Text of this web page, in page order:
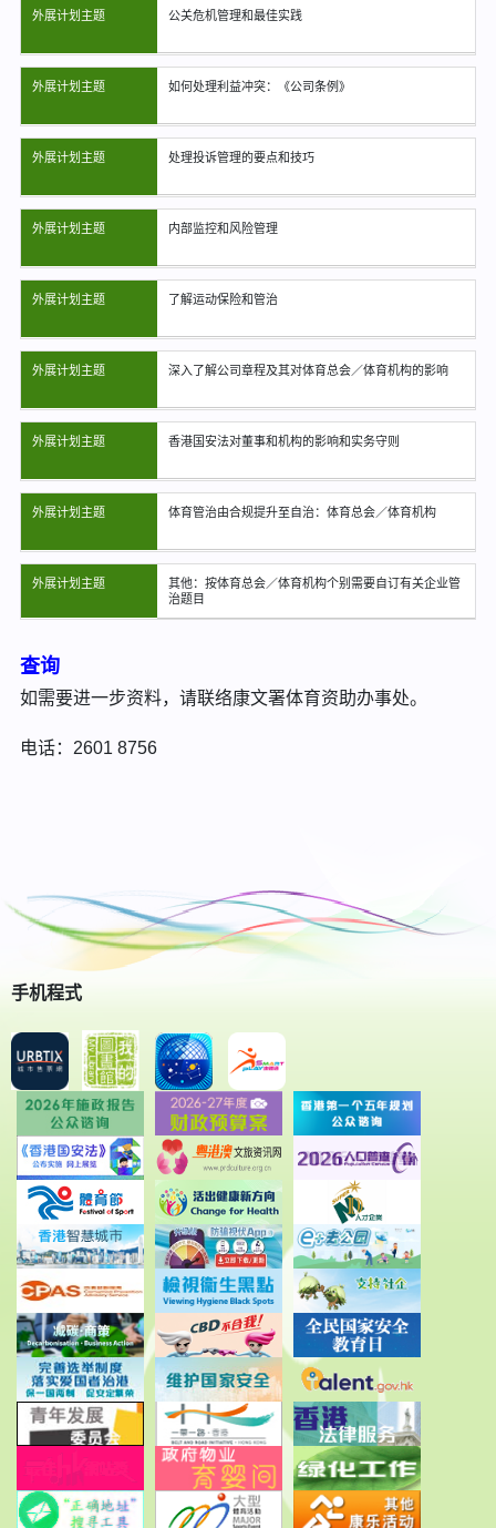
外展计划主题 公关危机管理和最佳实践
外展计划主题 如何处理利益冲突：《公司条例》
外展计划主题 处理投诉管理的要点和技巧
外展计划主题 内部监控和风险管理
外展计划主题 了解运动保险和管治
外展计划主题 深入了解公司章程及其对体育总会／体育机构的影响
外展计划主题 香港国安法对董事和机构的影响和实务守则
外展计划主题 体育管治由合规提升至自治：体育总会／体育机构
外展计划主题
其他：按体育总会／体育机构个别需要自订有关企业管
治题目
查询
如需要进一步资料，请联络康文署体育资助办事处。
电话：2601 8756
手机程式